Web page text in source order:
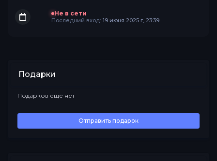
Не в сети
Последний вход: 19 июня 2025 г, 23:39
Подарки
Все
Подарков ещё нет
Отправить подарок